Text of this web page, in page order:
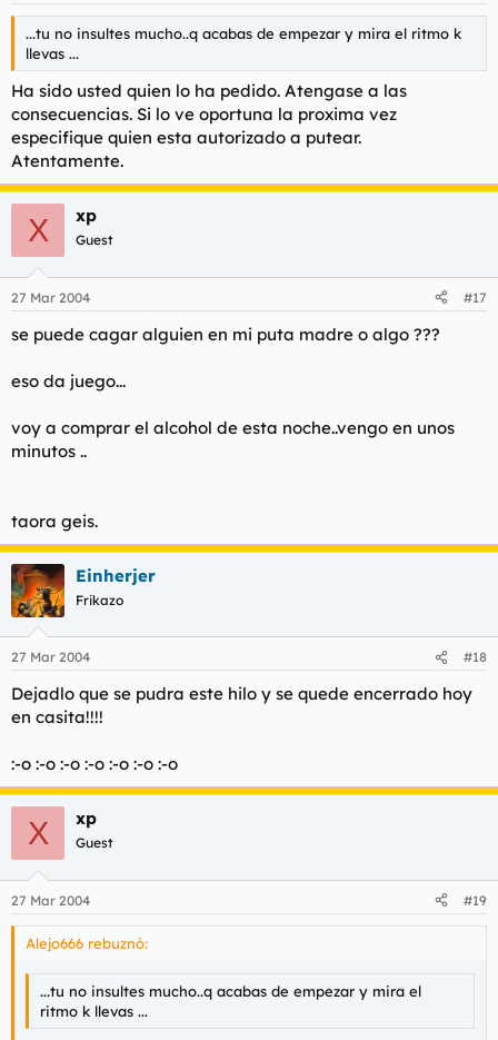
...tu no insultes mucho..q acabas de empezar y mira el ritmo k
llevas ...
Ha sido usted quien lo ha pedido. Atengase a las
consecuencias. Si lo ve oportuna la proxima vez
especifique quien esta autorizado a putear.
Atentamente.
X xp
Guest
27 Mar 2004 #17
se puede cagar alguien en mi puta madre o algo ???
eso da juego...
voy a comprar el alcohol de esta noche..vengo en unos
minutos ..
taora geis.
Einherjer
Frikazo
27 Mar 2004 #18
Dejadlo que se pudra este hilo y se quede encerrado hoy
en casita!!!!
:-o :-o :-o :-o :-o :-o :-o
X xp
Guest
27 Mar 2004 #19
Alejo666 rebuznó:
...tu no insultes mucho..q acabas de empezar y mira el
ritmo k llevas ...